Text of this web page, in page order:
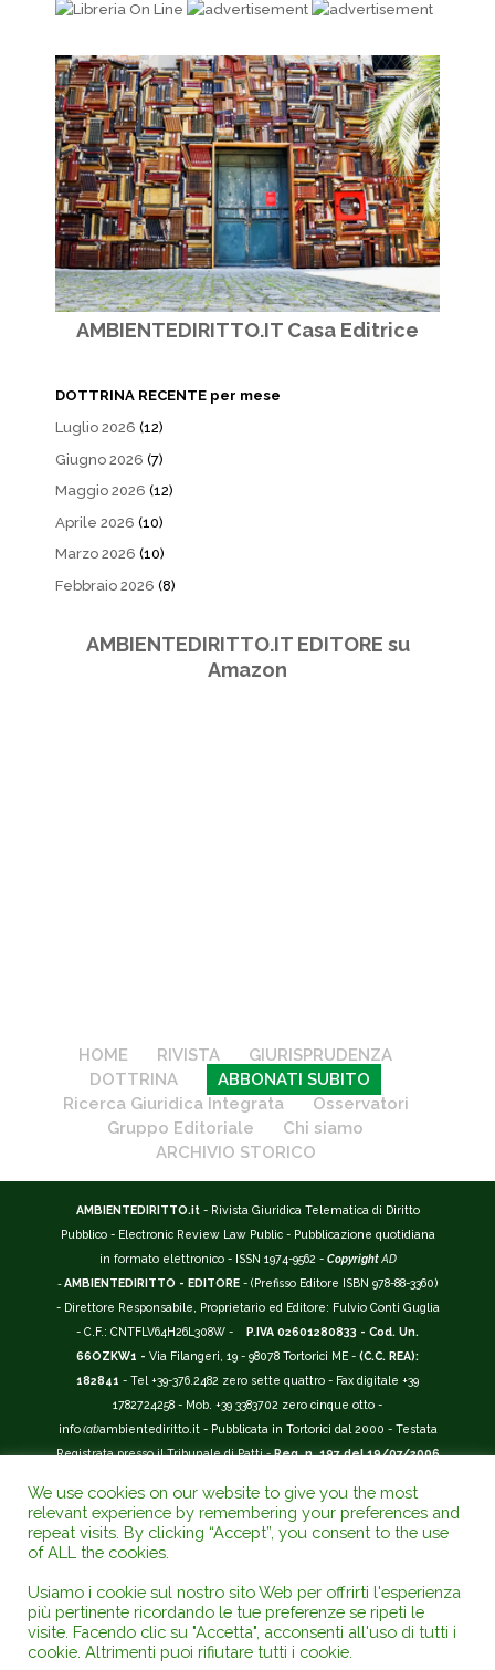
AMBIENTEDIRITTO.IT Casa Editrice
DOTTRINA RECENTE per mese
Luglio 2026 (12)
Giugno 2026 (7)
Maggio 2026 (12)
Aprile 2026 (10)
Marzo 2026 (10)
Febbraio 2026 (8)
AMBIENTEDIRITTO.IT EDITORE su
Amazon
HOME RIVISTA
GIURISPRUDENZA
DOTTRINA
ABBONATI SUBITO
Ricerca Giuridica Integrata
Osservatori
Gruppo Editoriale
Chi siamo
ARCHIVIO STORICO
AMBIENTEDIRITTO.it - Rivista Giuridica Telematica di Diritto
Pubblico - Electronic Review Law Public - Pubblicazione quotidiana
in formato elettronico - ISSN 1974-9562 - Copyright AD
-AMBIENTEDIRITTO - EDITORE - (Prefisso Editore ISBN 978-88-3360)
- Direttore Responsabile, Proprietario ed Editore: Fulvio Conti Guglia
- C.F.: CNTFLV64H26L308W -
P.IVA 02601280833 - Cod. Un.
66OZKW1 - Via Filangeri, 19 - 98078 Tortorici ME - (C.C. REA):
182841 - Tel +39-376.2482 zero sette quattro - Fax digitale +39
1782724258 - Mob. +39 3383702 zero cinque otto -
info(at)ambientediritto.it - Pubblicata in Tortorici dal 2000 - Testata
Registrata presso il Tribunale di Patti -Reg. n. 197 del 19/07/2006
__________
La Rivista Giuridica AMBIENTEDIRITTO.IT ISSN 1974-9562
riconosciuta ed inserita nell'Area 12 - (
Universitario e della Ricerca (D.P.R. n.76/2010). Valutazione della Qualità della
Ricerca (
); Autovalutazione, Valutazione periodica, Accreditamento ( AVA
);
Abilitazione Scientifica Nazionale (ASN ). Repertorio del Foro Italiano Abbr.
We use cookies on our website to give you the most
relevant experience by remembering your preferences and
repeat visits. By clicking “Accept”, you consent to the use
of ALL the cookies.
Usiamo i cookie sul nostro sito Web per offrirti l'esperienza
più pertinente ricordando le tue preferenze se ripeti le
visite. Facendo clic su "Accetta", acconsenti all'uso di tutti i
cookie. Altrimenti puoi rifiutare tutti i cookie.